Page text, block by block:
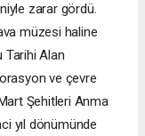
zarar gördü.
müzesi haline
Tarihi Alan
ve çevre
Şehitleri Anma
yıl dönümünde